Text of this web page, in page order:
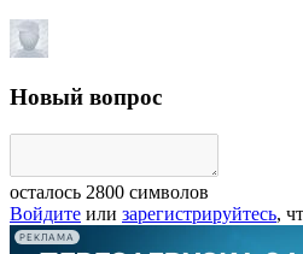
Новый вопрос
осталось 2800 символов
Войдите или зарегистрируйтесь,
РЕКЛАМА